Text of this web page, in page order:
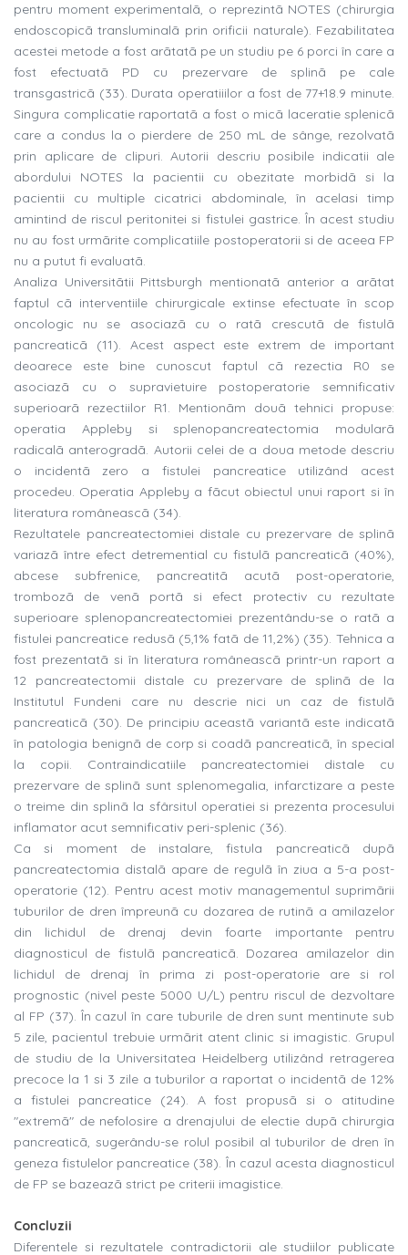
pentru moment experimentalã, o reprezintã NOTES (chirurgia
endoscopicã transluminalã prin orificii naturale). Fezabilitatea
acestei metode a fost arãtatã pe un studiu pe 6 porci în care a
fost efectuatã PD cu prezervare de splinã pe cale
transgastricã (33). Durata operatiiilor a fost de 77+18.9 minute.
Singura complicatie raportatã a fost o micã laceratie splenicã
care a condus la o pierdere de 250 mL de sânge, rezolvatã
prin aplicare de clipuri. Autorii descriu posibile indicatii ale
abordului NOTES la pacientii cu obezitate morbidã si la
pacientii cu multiple cicatrici abdominale, în acelasi timp
amintind de riscul peritonitei si fistulei gastrice. În acest studiu
nu au fost urmãrite complicatiile postoperatorii si de aceea FP
nu a putut fi evaluatã.
Analiza Universitãtii Pittsburgh mentionatã anterior a arãtat
faptul cã interventiile chirurgicale extinse efectuate în scop
oncologic nu se asociazã cu o ratã crescutã de fistulã
pancreaticã (11). Acest aspect este extrem de important
deoarece este bine cunoscut faptul cã rezectia R0 se
asociazã cu o supravietuire postoperatorie semnificativ
superioarã rezectiilor R1. Mentionãm douã tehnici propuse:
operatia Appleby si splenopancreatectomia modularã
radicalã anterogradã. Autorii celei de a doua metode descriu
o incidentã zero a fistulei pancreatice utilizând acest
procedeu. Operatia Appleby a fãcut obiectul unui raport si în
literatura româneascã (34).
Rezultatele pancreatectomiei distale cu prezervare de splinã
variazã între efect detremential cu fistulã pancreaticã (40%),
abcese subfrenice, pancreatitã acutã post-operatorie,
trombozã de venã portã si efect protectiv cu rezultate
superioare splenopancreatectomiei prezentându-se o ratã a
fistulei pancreatice redusã (5,1% fatã de 11,2%) (35). Tehnica a
fost prezentatã si în literatura româneascã printr-un raport a
12 pancreatectomii distale cu prezervare de splinã de la
Institutul Fundeni care nu descrie nici un caz de fistulã
pancreaticã (30). De principiu aceastã variantã este indicatã
în patologia benignã de corp si coadã pancreaticã, în special
la copii. Contraindicatiile pancreatectomiei distale cu
prezervare de splinã sunt splenomegalia, infarctizare a peste
o treime din splinã la sfârsitul operatiei si prezenta procesului
inflamator acut semnificativ peri-splenic (36).
Ca si moment de instalare, fistula pancreaticã dupã
pancreatectomia distalã apare de regulã în ziua a 5-a post-
operatorie (12). Pentru acest motiv managementul suprimãrii
tuburilor de dren împreunã cu dozarea de rutinã a amilazelor
din lichidul de drenaj devin foarte importante pentru
diagnosticul de fistulã pancreaticã. Dozarea amilazelor din
lichidul de drenaj în prima zi post-operatorie are si rol
prognostic (nivel peste 5000 U/L) pentru riscul de dezvoltare
al FP (37). În cazul în care tuburile de dren sunt mentinute sub
5 zile, pacientul trebuie urmãrit atent clinic si imagistic. Grupul
de studiu de la Universitatea Heidelberg utilizând retragerea
precoce la 1 si 3 zile a tuburilor a raportat o incidentã de 12%
a fistulei pancreatice (24). A fost propusã si o atitudine
"extremã" de nefolosire a drenajului de electie dupã chirurgia
pancreaticã, sugerându-se rolul posibil al tuburilor de dren în
geneza fistulelor pancreatice (38). În cazul acesta diagnosticul
de FP se bazeazã strict pe criterii imagistice.
Concluzii
Diferentele si rezultatele contradictorii ale studiilor publicate